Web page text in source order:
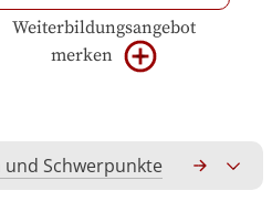
Weiterbildungsangebot
merken
Schwerpunkte